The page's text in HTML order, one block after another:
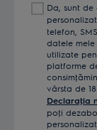
tău Da, sunt
telefon,
datele
utilizate
platforme
vârsta de
Declaraţia
poţi